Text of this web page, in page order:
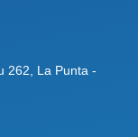
262, La Punta -